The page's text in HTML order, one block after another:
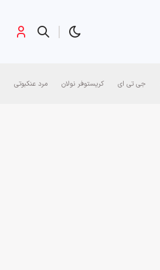
جی تی ای کریستوفر نولان مرد عنکبوتی